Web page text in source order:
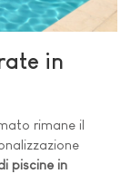
in
rimane il
piscine in